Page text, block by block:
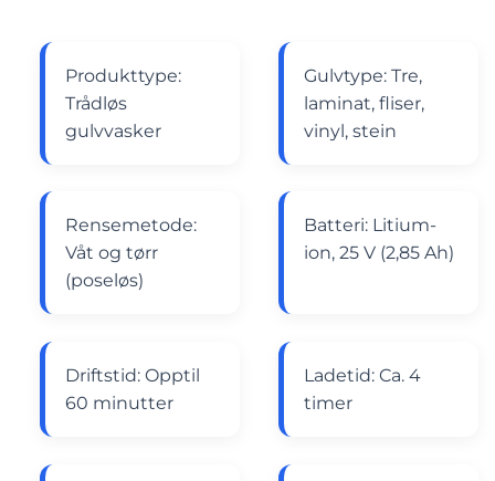
Produkttype:
Trådløs
gulvvasker
Gulvtype: Tre,
laminat, fliser,
vinyl, stein
Rensemetode:
Våt og tørr
(poseløs)
Batteri: Litium-
ion, 25 V (2,85 Ah)
Driftstid: Opptil
60 minutter
Ladetid: Ca. 4
timer